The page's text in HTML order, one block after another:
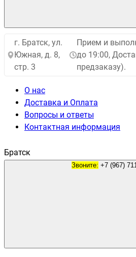
г. Братск, ул.
Южная, д. 8,
стр. 3
Прием и
до 19:00,
предзаказу).
О нас
Доставка и Оплата
Вопросы и ответы
Контактная информация
Братск
Звоните: